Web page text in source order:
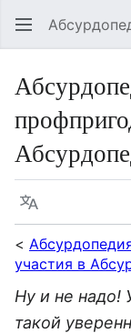
Язык
<
участия в
Ну и не надо!
такой